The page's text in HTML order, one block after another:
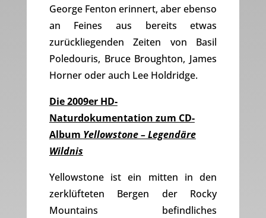
George Fenton erinnert, aber ebenso
an Feines aus bereits etwas
zurückliegenden Zeiten von Basil
Poledouris, Bruce Broughton, James
Horner oder auch Lee Holdridge.
Die 2009er HD-
Naturdokumentation zum CD-
Album Yellowstone – Legendäre
Wildnis
Yellowstone ist ein mitten in den
zerklüfteten Bergen der Rocky
Mountains befindliches